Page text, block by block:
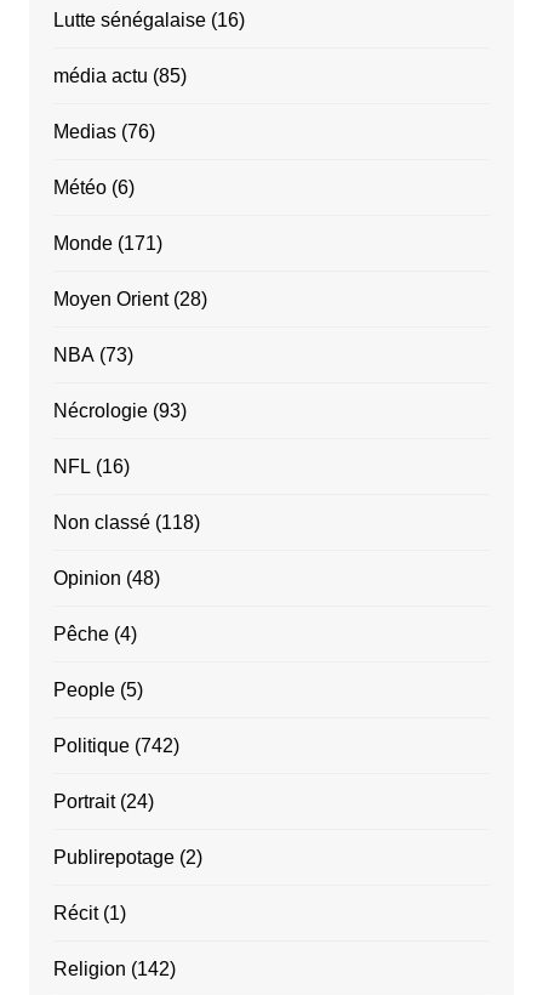
Lutte sénégalaise(16)
média actu (85)
Medias(76)
Météo(6)
Monde(171)
Moyen Orient(28)
NBA(73)
Nécrologie(93)
NFL (16)
Non classé(118)
Opinion (48)
Pêche(4)
People(5)
Politique(742)
Portrait(24)
Publirepotage(2)
Récit(1)
Religion (142)